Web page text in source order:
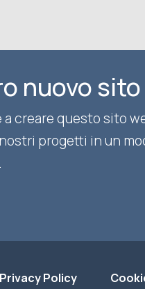
nuovo sito
creare questo sito
progetti in un
Privacy Policy